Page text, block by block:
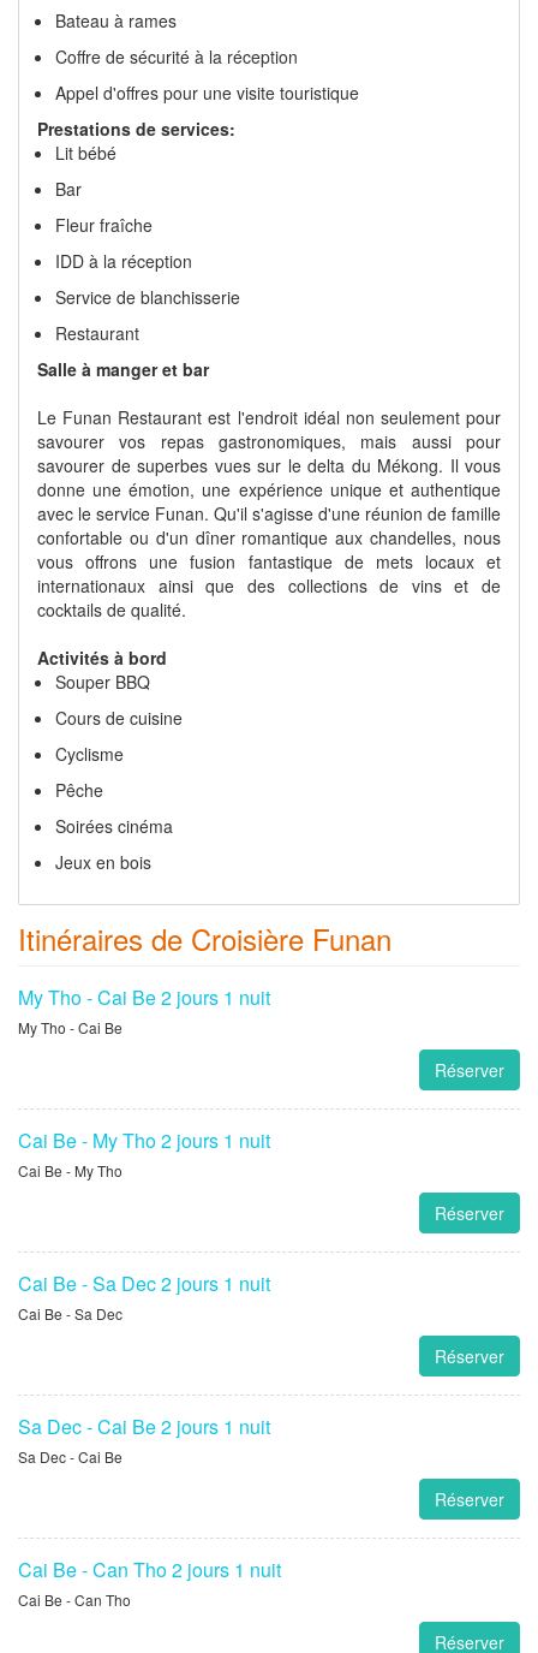
Bateau à rames
Coffre de sécurité à la réception
Appel d'offres pour une visite touristique
Prestations de services:
Lit bébé
Bar
Fleur fraîche
IDD à la réception
Service de blanchisserie
Restaurant
Salle à manger et bar
Le Funan Restaurant est l'endroit idéal non seulement pour
savourer vos repas gastronomiques, mais aussi pour
savourer de superbes vues sur le delta du Mékong. Il vous
donne une émotion, une expérience unique et authentique
avec le service Funan. Qu'il s'agisse d'une réunion de famille
confortable ou d'un dîner romantique aux chandelles, nous
vous offrons une fusion fantastique de mets locaux et
internationaux ainsi que des collections de vins et de
cocktails de qualité.
Activités à bord
Souper BBQ
Cours de cuisine
Cyclisme
Pêche
Soirées cinéma
Jeux en bois
Itinéraires de Croisière Funan
My Tho - Cai Be 2 jours 1 nuit
My Tho - Cai Be
Réserver
Cai Be - My Tho 2 jours 1 nuit
Cai Be - My Tho
Réserver
Cai Be - Sa Dec 2 jours 1 nuit
Cai Be - Sa Dec
Réserver
Sa Dec - Cai Be 2 jours 1 nuit
Sa Dec - Cai Be
Réserver
Cai Be - Can Tho 2 jours 1 nuit
Cai Be - Can Tho
Réserver